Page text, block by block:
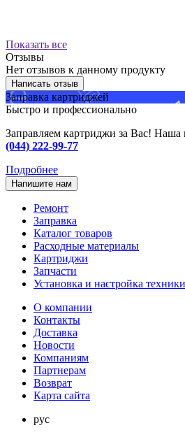
Показать все
Отзывы
Нет отзывов к данному продукту
Написать отзыв
Заправка картриджей
Быстро и профессионально
Заправляем картриджи за Вас! Наша
(044) 222-99-77
Подробнее
Напишите нам
Ремонт
Заправка
Каталог товаров
Расходные материалы
Картриджи
Запчасти
Установка и настройка техники
О компании
Контакты
Доставка
Новости
Компаниям
Партнерам
Возврат
Карта сайта
рус